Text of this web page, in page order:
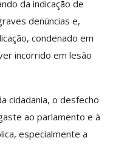
da indicação de
denúncias e,
condenado em
incorrido em lesão
cidadania, o desfecho
ao parlamento e à
especialmente a